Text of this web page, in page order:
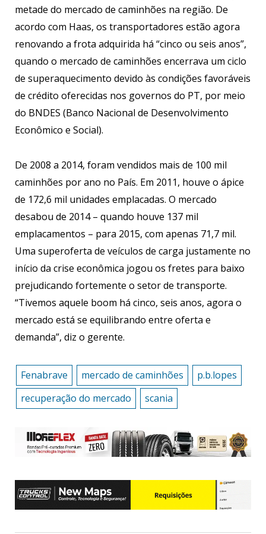
metade do mercado de caminhões na região. De
acordo com Haas, os transportadores estão agora
renovando a frota adquirida há “cinco ou seis anos”,
quando o mercado de caminhões encerrava um ciclo
de superaquecimento devido às condições favoráveis
de crédito oferecidas nos governos do PT, por meio
do BNDES (Banco Nacional de Desenvolvimento
Econômico e Social).
De 2008 a 2014, foram vendidos mais de 100 mil
caminhões por ano no País. Em 2011, houve o ápice
de 172,6 mil unidades emplacadas. O mercado
desabou de 2014 – quando houve 137 mil
emplacamentos – para 2015, com apenas 71,7 mil.
Uma superoferta de veículos de carga justamente no
início da crise econômica jogou os fretes para baixo
prejudicando fortemente o setor de transporte.
“Tivemos aquele boom há cinco, seis anos, agora o
mercado está se equilibrando entre oferta e
demanda”, diz o gerente.
Fenabrave mercado de caminhões
p.b.lopes
recuperação do mercado
scania